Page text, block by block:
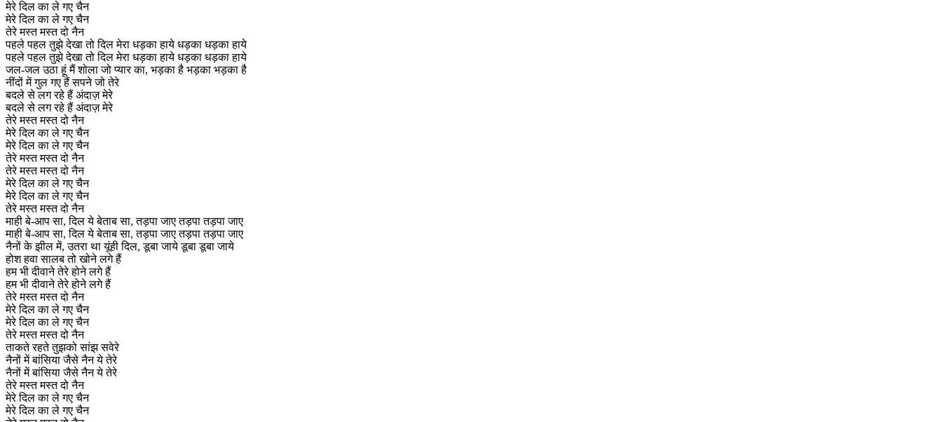
मेरे दिल का ले गए चैन
मेरे दिल का ले गए चैन
तेरे मस्त मस्त दो नैन
पहले पहल तुझे देखा तो दिल मेरा धड़का हाये धड़का धड़का हाये
पहले पहल तुझे देखा तो दिल मेरा धड़का हाये धड़का धड़का हाये
जल-जल उठा हूं मैं शोला जो प्यार का, भड़का है भड़का भड़का है
नींदों में गुल गए हैं सपने जो तेरे
बदले से लग रहे हैं अंदाज़ मेरे
बदले से लग रहे हैं अंदाज़ मेरे
तेरे मस्त मस्त दो नैन
मेरे दिल का ले गए चैन
मेरे दिल का ले गए चैन
तेरे मस्त मस्त दो नैन
तेरे मस्त मस्त दो नैन
मेरे दिल का ले गए चैन
मेरे दिल का ले गए चैन
तेरे मस्त मस्त दो नैन
माही बे-आप सा, दिल ये बेताब सा, तड़पा जाए तड़पा तड़पा जाए
माही बे-आप सा, दिल ये बेताब सा, तड़पा जाए तड़पा तड़पा जाए
नैनों के झील में, उतरा था यूंही दिल, डूबा जाये डूबा डूबा जाये
होश हवा सालब तो खोने लगे हैं
हम भी दीवाने तेरे होने लगे हैं
हम भी दीवाने तेरे होने लगे हैं
तेरे मस्त मस्त दो नैन
मेरे दिल का ले गए चैन
मेरे दिल का ले गए चैन
तेरे मस्त मस्त दो नैन
ताकते रहते तुझको सांझ सवेरे
नैनों में बांसिया जैसे नैन ये तेरे
नैनों में बांसिया जैसे नैन ये तेरे
तेरे मस्त मस्त दो नैन
मेरे दिल का ले गए चैन
मेरे दिल का ले गए चैन